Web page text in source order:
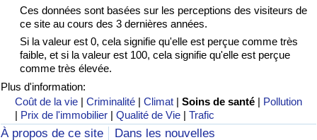
Ces données sont basées sur les perceptions des visiteurs de
ce site au cours des 3 dernières années.
Si la valeur est 0, cela signifie qu'elle est perçue comme très
faible, et si la valeur est 100, cela signifie qu'elle est perçue
comme très élevée.
Plus d'information:
Coût de la vie |Criminalité |Climat |Soins de santé | Pollution
| Prix de l'immobilier |Qualité de Vie |Trafic
À propos de ce site Dans les nouvelles
Indice de Pollution (Actuel)
Indice de pollution
Indice de Pollution par Pays
Trafic